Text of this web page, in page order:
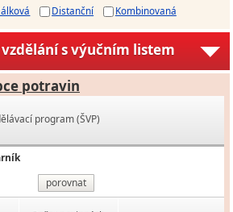
Distanční Kombinovaná
s výučním listem
potravin
program (ŠVP)
porovnat